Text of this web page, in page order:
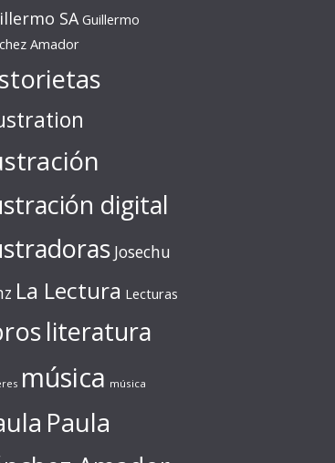
SA Guillermo
Amador
digital
Josechu
La Lectura Lecturas
literatura
música música
Paula